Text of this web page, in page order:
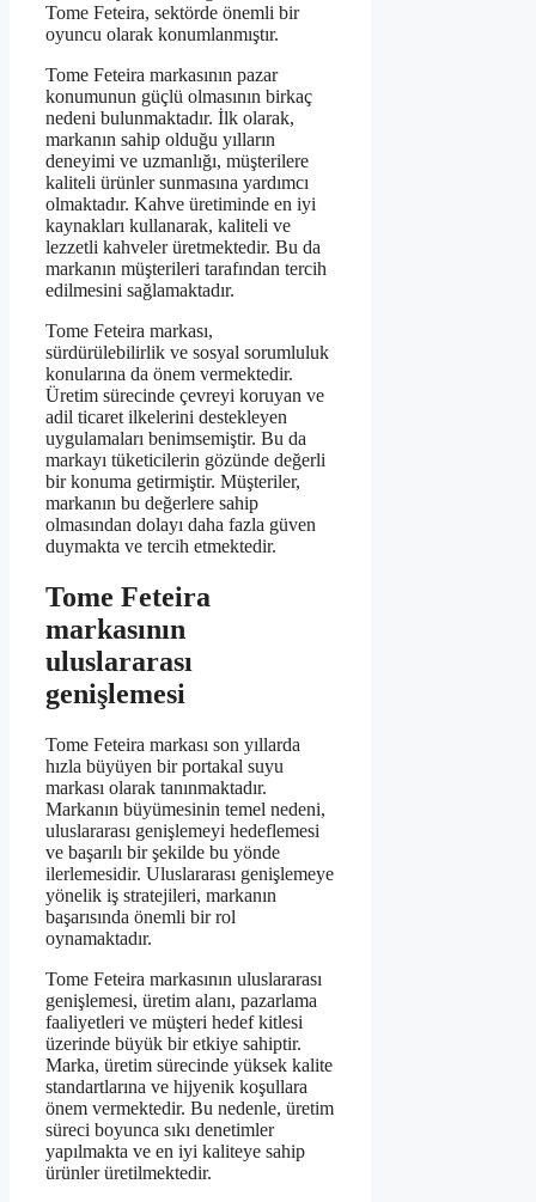
Tome Feteira, sektörde önemli bir
oyuncu olarak konumlanmıştır.
Tome Feteira markasının pazar
konumunun güçlü olmasının birkaç
nedeni bulunmaktadır. İlk olarak,
markanın sahip olduğu yılların
deneyimi ve uzmanlığı, müşterilere
kaliteli ürünler sunmasına yardımcı
olmaktadır. Kahve üretiminde en iyi
kaynakları kullanarak, kaliteli ve
lezzetli kahveler üretmektedir. Bu da
markanın müşterileri tarafından tercih
edilmesini sağlamaktadır.
Tome Feteira markası,
sürdürülebilirlik ve sosyal sorumluluk
konularına da önem vermektedir.
Üretim sürecinde çevreyi koruyan ve
adil ticaret ilkelerini destekleyen
uygulamaları benimsemiştir. Bu da
markayı tüketicilerin gözünde değerli
bir konuma getirmiştir. Müşteriler,
markanın bu değerlere sahip
olmasından dolayı daha fazla güven
duymakta ve tercih etmektedir.
Tome Feteira
markasının
uluslararası
genişlemesi
Tome Feteira markası son yıllarda
hızla büyüyen bir portakal suyu
markası olarak tanınmaktadır.
Markanın büyümesinin temel nedeni,
uluslararası genişlemeyi hedeflemesi
ve başarılı bir şekilde bu yönde
ilerlemesidir. Uluslararası genişlemeye
yönelik iş stratejileri, markanın
başarısında önemli bir rol
oynamaktadır.
Tome Feteira markasının uluslararası
genişlemesi, üretim alanı, pazarlama
faaliyetleri ve müşteri hedef kitlesi
üzerinde büyük bir etkiye sahiptir.
Marka, üretim sürecinde yüksek kalite
standartlarına ve hijyenik koşullara
önem vermektedir. Bu nedenle, üretim
süreci boyunca sıkı denetimler
yapılmakta ve en iyi kaliteye sahip
ürünler üretilmektedir.